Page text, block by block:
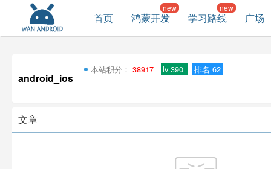
首页 鸿蒙开发 学习路线 广场
android_ios
本站积分： 38917 lv 390 排名 62
文章